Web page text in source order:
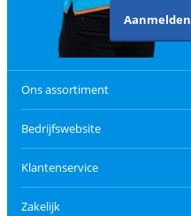
Aanmelden
Ons assortiment
Bedrijfswebsite
Klantenservice
Zakelijk